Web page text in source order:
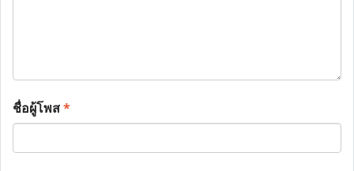
ชื่อผู้โพส*